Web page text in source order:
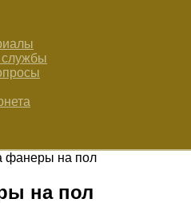
фанеры на пол
на пол